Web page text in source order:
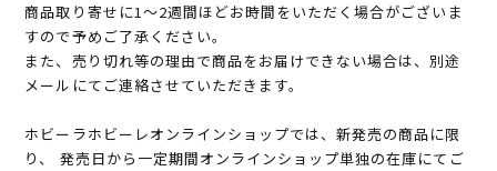
商品取り寄せに1～2週間ほどお時間をいただく場合がございま
すので予めご了承ください。
また、売り切れ等の理由で商品をお届けできない場合は、別途
メールにてご連絡させていただきます。
ホビーラホビーレオンラインショップでは、新発売の商品に限
り、 発売日から一定期間オンラインショップ単独の在庫にてご